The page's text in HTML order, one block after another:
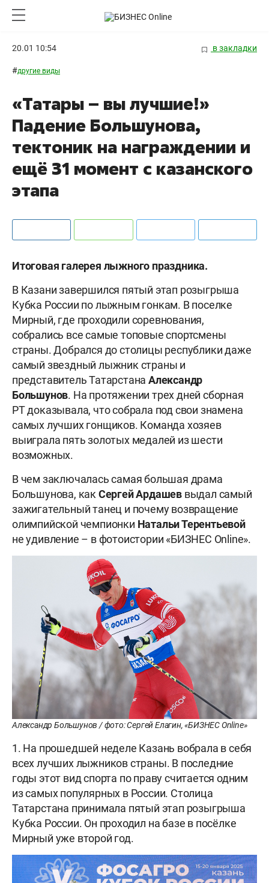
20.01 10:54 в закладки
#другие виды
«Татары – вы лучшие!»
Падение Большунова,
тектоник на награждении и
ещё 31 момент с казанского
этапа
Итоговая галерея лыжного праздника.
В Казани завершился пятый этап розыгрыша
Кубка России по лыжным гонкам. В поселке
Мирный, где проходили соревнования,
собрались все самые топовые спортсмены
страны. Добрался до столицы республики даже
самый звездный лыжник страны и
представитель Татарстана Александр
Большунов. На протяжении трех дней сборная
РТ доказывала, что собрала под свои знамена
самых лучших гонщиков. Команда хозяев
выиграла пять золотых медалей из шести
возможных.
В чем заключалась самая большая драма
Большунова, какСергей Ардашев выдал самый
зажигательный танец и почему возвращение
олимпийской чемпионки Натальи Терентьевой
не удивление – в фотоистории «БИЗНЕС Online».
Александр Большунов / фото: Сергей Елагин, «БИЗНЕС Online»
1. На прошедшей неделе Казань вобрала в себя
всех лучших лыжников страны. В последние
годы этот вид спорта по праву считается одним
из самых популярных в России. Столица
Татарстана принимала пятый этап розыгрыша
Кубка России. Он проходил на базе в посёлке
Мирный уже второй год.